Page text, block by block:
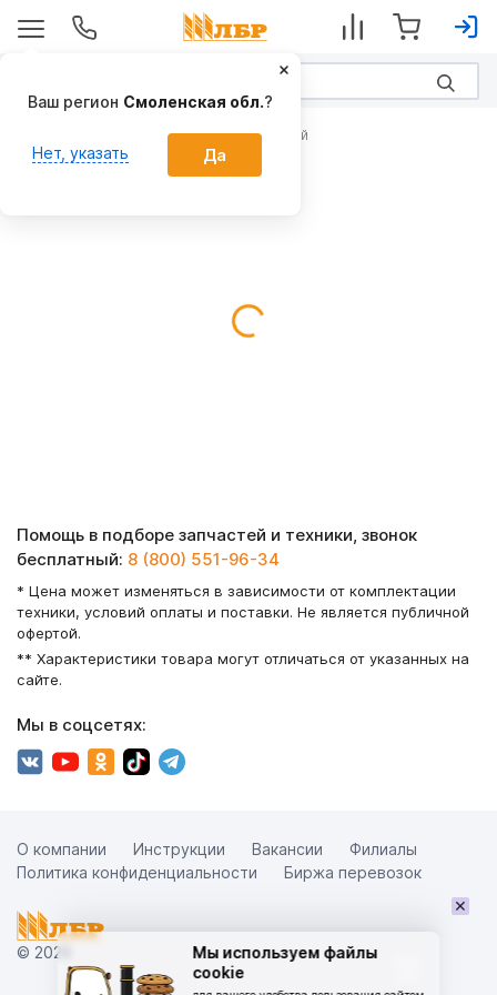
Опции для плугов и глубокорыхлителей
Мы используем файлы
cookie
Помощь в подборе запчастей и техники, звонок
бесплатный: 8 (800) 551-96-34
* Цена может изменяться в зависимости от комплектации
техники, условий оплаты и поставки. Не является публичной
офертой.
** Характеристики товара могут отличаться от указанных на
сайте.
Мы в соцсетях:
© 2026
О компании Инструкции Вакансии
Филиалы
Политика конфиденциальности
Биржа перевозок
×
Ваш регион Смоленская обл.?
Нет, указать Да